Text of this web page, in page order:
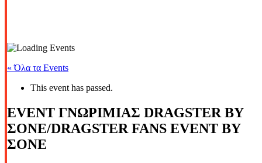
« Όλα τα Events
This event has passed.
EVENT ΓΝΩΡΙΜΙΑΣ DRAGSTER BY
ΣΟΝΕ/DRAGSTER FANS EVENT BY
ΣΟΝΕ